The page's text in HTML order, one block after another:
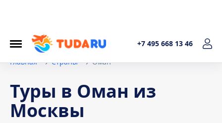
+7 495 668 13 46
Главная
Страны Оман
Туры в Оман из
Москвы